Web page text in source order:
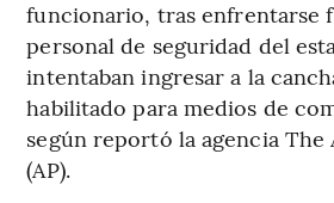
funcionario, tras enfrentarse
personal de seguridad del
intentaban ingresar a la
habilitado para medios de
según reportó la agencia The
(AP).